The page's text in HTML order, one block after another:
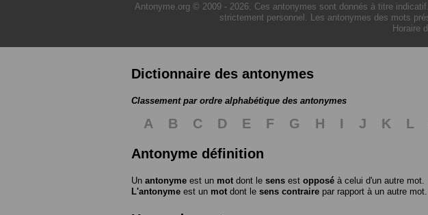
Antonyme.org © 2009 - 2026. Ces antonymes sont donnés à titre
strictement personnel. Les antonymes des mots
Horaire
Dictionnaire des antonymes
Classement par ordre alphabétique des antonymes
A B C D E F G H I J K L
Antonyme définition
Un antonyme est un mot dont le sens est opposé à celui d'un autre mot.
L'antonyme est un mot dont le sens contraire par rapport à un autre mot.